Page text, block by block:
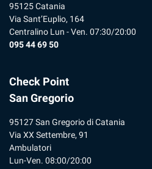
95125 Catania
Via Sant’Euplio, 164
Centralino Lun - Ven. 07:30/20:00
095 44 69 50
Check Point
San Gregorio
95127 San Gregorio di Catania
Via XX Settembre, 91
Ambulatori
Lun-Ven. 08:00/20:00